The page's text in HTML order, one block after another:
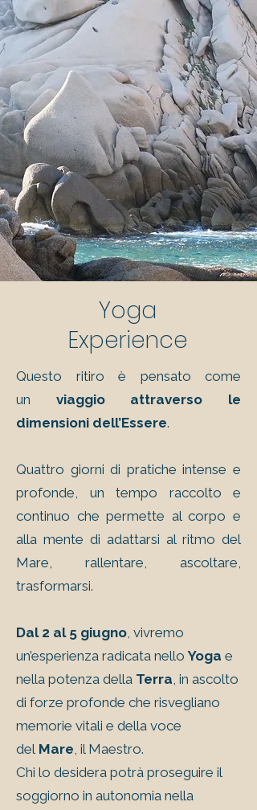
Yoga
Experience
Questo ritiro è pensato come
un viaggio attraverso le
dimensioni dell’Essere.
Quattro giorni di pratiche intense e
profonde, un tempo raccolto e
continuo che permette al corpo e
alla mente di adattarsi al ritmo del
Mare, rallentare, ascoltare,
trasformarsi.
Dal 2 al 5 giugno, vivremo
un’esperienza radicata nelloYoga e
nella potenza della Terra, in ascolto
di forze profonde che risvegliano
memorie vitali e della voce
del Mare, il Maestro.
Chi lo desidera potrà proseguire il
soggiorno in autonomia nella